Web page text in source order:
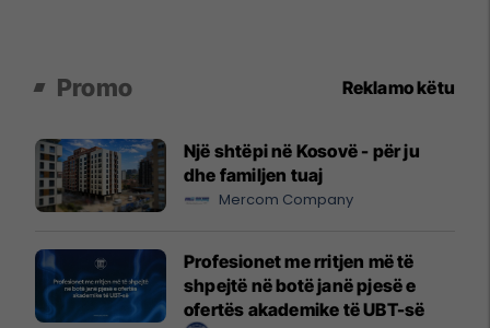
Promo Reklamo këtu
Një shtëpi në Kosovë - për ju
dhe familjen tuaj
Mercom Company
Profesionet me rritjen më të
shpejtë në botë janë pjesë e
ofertës akademike të UBT-së